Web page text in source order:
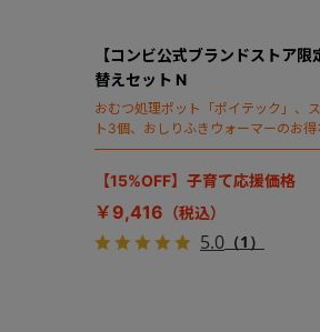
【コンビ公式ブランドストア限
替えセット N
おむつ処理ポット「ポイテック」、
ト3個、おしりふきウォーマーのお得
【15%OFF】子育て応援価格
￥9,416
5.0 （1）